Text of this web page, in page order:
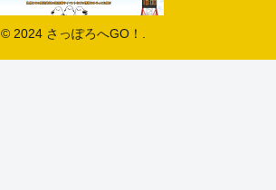
© 2024 さっぽろへGO！.